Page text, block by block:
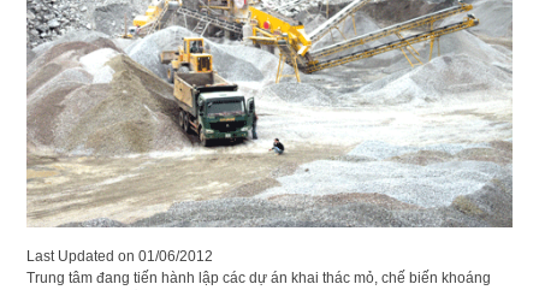
Last Updated on 01/06/2012
Trung tâm đang tiến hành lập các dự án khai thác mỏ, chế biến khoáng